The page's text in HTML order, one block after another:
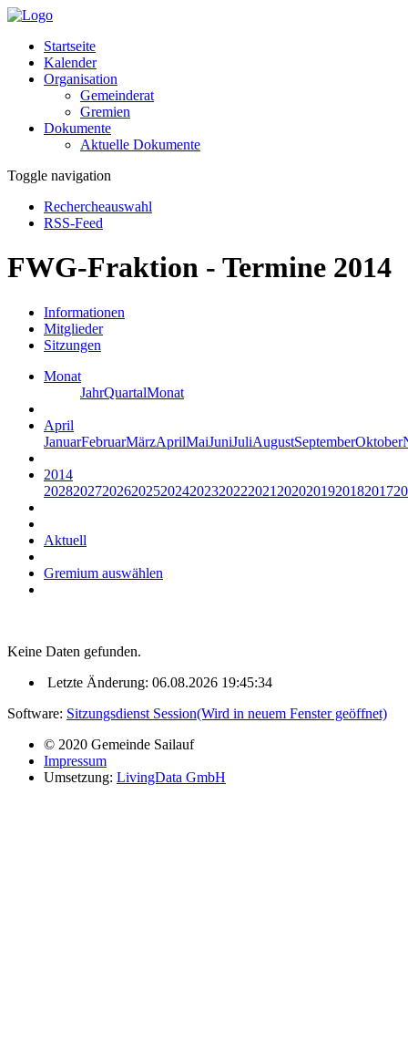
Startseite
Kalender
Organisation
Gemeinderat
Gremien
Dokumente
Aktuelle Dokumente
Toggle navigation
Rechercheauswahl
RSS-Feed
FWG-Fraktion - Termine 2014
Informationen
Mitglieder
Sitzungen
Monat
JahrQuartalMonat
April
JanuarFebruarMärzAprilMaiJuniJuliAugustSeptemberOktober
2014
20282027202620252024202320222021 2020201920182017
Aktuell
Gremium auswählen
Keine Daten gefunden.
Letzte Änderung: 06.08.2026 19:45:34
Software: Sitzungsdienst Session(Wird in neuem Fenster geöffnet)
© 2020 Gemeinde Sailauf
Impressum
Umsetzung: LivingData GmbH